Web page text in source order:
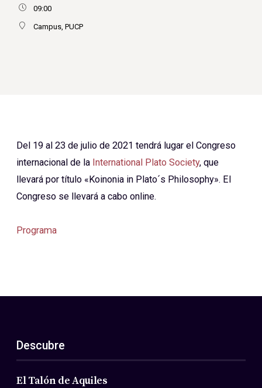
09:00
Campus, PUCP
Del 19 al 23 de julio de 2021 tendrá lugar el Congreso
internacional de la International Plato Society, que
llevará por título «Koinonia in Plato´s Philosophy». El
Congreso se llevará a cabo online.
Programa
Descubre
El Talón de Aquiles